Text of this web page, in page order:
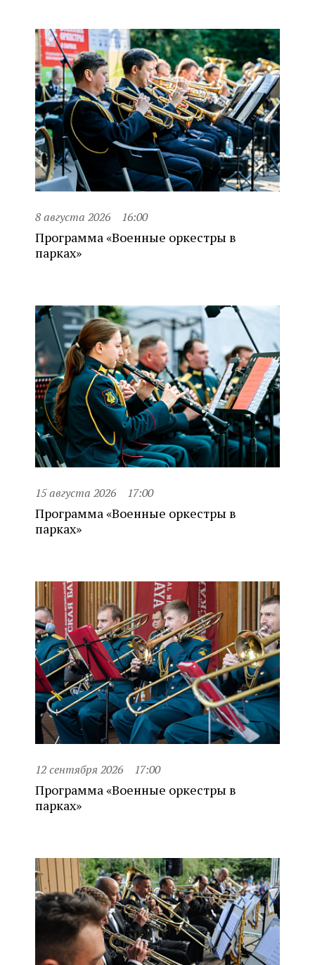
8 августа 2026 16:00
Программа «Военные оркестры в
парках»
15 августа 2026 17:00
Программа «Военные оркестры в
парках»
12 сентября 2026 17:00
Программа «Военные оркестры в
парках»